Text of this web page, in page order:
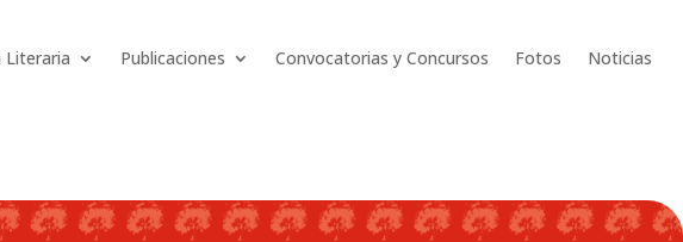
Literaria Publicaciones Convocatorias y Concursos Fotos
Noticias